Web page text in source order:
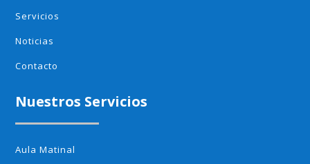
Servicios
Noticias
Contacto
Nuestros Servicios
Aula Matinal